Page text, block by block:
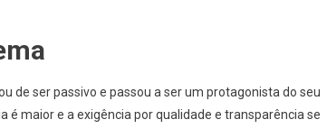
de ser passivo e passou a ser um protagonista do seu
maior e a exigência por qualidade e transparência se